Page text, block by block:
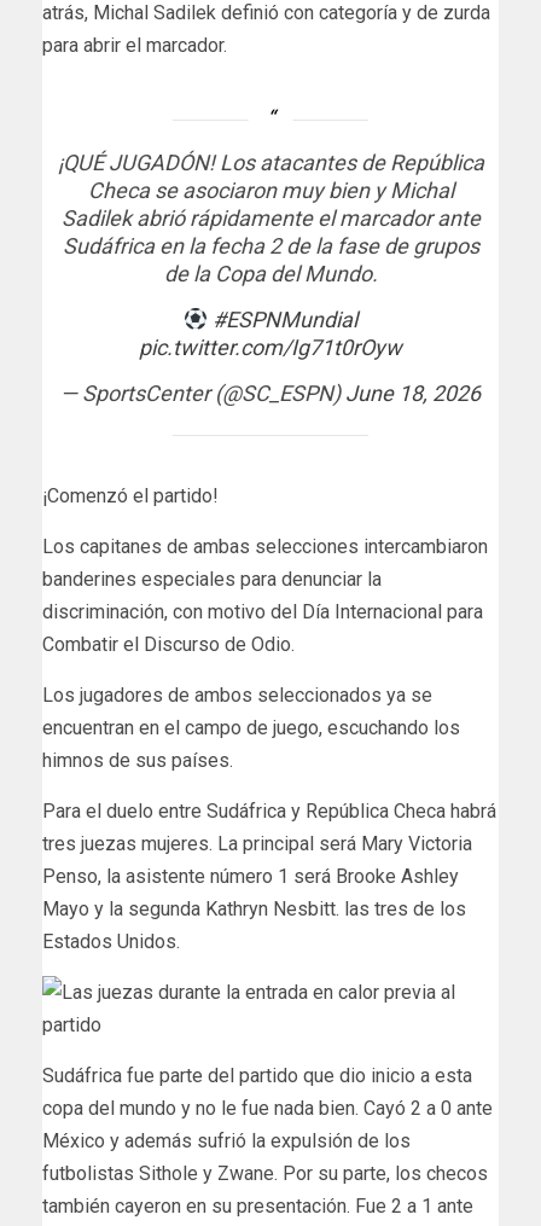
atrás, Michal Sadilek definió con categoría y de zurda
para abrir el marcador.
¡QUÉ JUGADÓN! Los atacantes de República
Checa se asociaron muy bien y Michal
Sadilek abrió rápidamente el marcador ante
Sudáfrica en la fecha 2 de la fase de grupos
de la Copa del Mundo.
#ESPNMundial
pic.twitter.com/Ig71t0rOyw
— SportsCenter (@SC_ESPN)June 18, 2026
¡Comenzó el partido!
Los capitanes de ambas selecciones intercambiaron
banderines especiales para denunciar la
discriminación, con motivo del Día Internacional para ​
Combatir el ⁠Discurso ⁠de Odio.
Los jugadores de ambos seleccionados ya se
encuentran en el campo de juego, escuchando los
himnos de sus países.
Para el duelo entre Sudáfrica y República Checa habrá
tres juezas mujeres. La principal será Mary Victoria
Penso, la asistente número 1 será Brooke Ashley
Mayo y la segunda Kathryn Nesbitt. las tres de los
Estados Unidos.
Sudáfrica fue parte del partido que dio inicio a esta
copa del mundo y no le fue nada bien. Cayó 2 a 0 ante
México y además sufrió la expulsión de los
futbolistas Sithole y Zwane. Por su parte, los checos
también cayeron en su presentación. Fue 2 a 1 ante